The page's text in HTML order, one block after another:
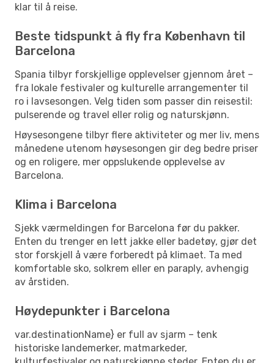
klar til å reise.
Beste tidspunkt å fly fra København til
Barcelona
Spania tilbyr forskjellige opplevelser gjennom året –
fra lokale festivaler og kulturelle arrangementer til
ro i lavsesongen. Velg tiden som passer din reisestil:
pulserende og travel eller rolig og naturskjønn.
Høysesongene tilbyr flere aktiviteter og mer liv, mens
månedene utenom høysesongen gir deg bedre priser
og en roligere, mer oppslukende opplevelse av
Barcelona.
Klima i Barcelona
Sjekk værmeldingen for Barcelona før du pakker.
Enten du trenger en lett jakke eller badetøy, gjør det
stor forskjell å være forberedt på klimaet. Ta med
komfortable sko, solkrem eller en paraply, avhengig
av årstiden.
Høydepunkter i Barcelona
var.destinationName} er full av sjarm – tenk
historiske landemerker, matmarkeder,